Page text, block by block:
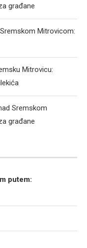
građane
Mitrovicom:
Mitrovicu:
Sremskom
građane
putem: